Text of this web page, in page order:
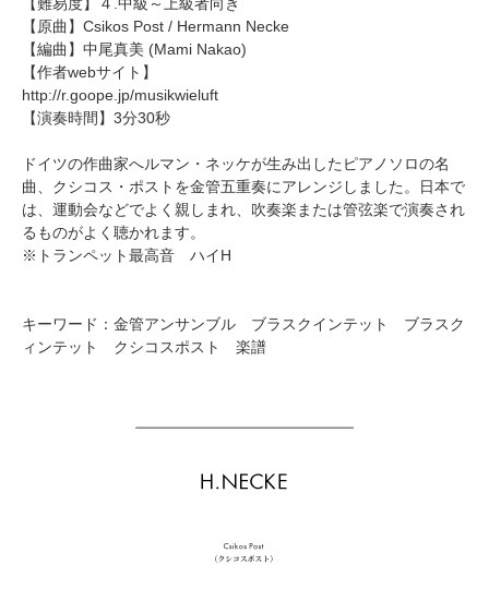
【原曲】 Csikos Post / Hermann Necke
【編曲】 中尾真美 (Mami Nakao)
【作者webサイト】
http://r.goope.jp/musikwieluft
【演奏時間】3分30秒
ドイツの作曲家へルマン・ネッケが生み出したピアノソロの名
曲、クシコス・ポストを金管五重奏にアレンジしました。日本で
は、運動会などでよく親しまれ、吹奏楽または管弦楽で演奏され
るものがよく聴かれます。
※トランペット最高音 ハイH
キーワード：金管アンサンブル ブラスクインテット ブラスク
ィンテット クシコスポスト 楽譜